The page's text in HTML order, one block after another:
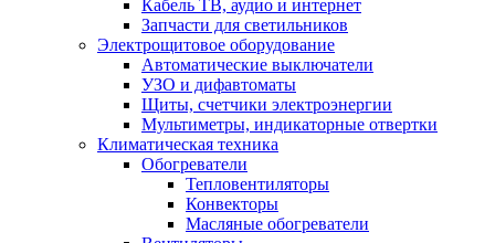
Кабель ТВ, аудио и интернет
Запчасти для светильников
Электрощитовое оборудование
Автоматические выключатели
УЗО и дифавтоматы
Щиты, счетчики электроэнергии
Мультиметры, индикаторные отвертки
Климатическая техника
Обогреватели
Тепловентиляторы
Конвекторы
Масляные обогреватели